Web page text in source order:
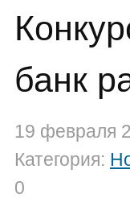
Образование
банк
19 февраля
Категория:
0